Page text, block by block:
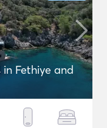
Fethiye and